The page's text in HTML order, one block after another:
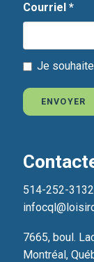
514-252-3132
7665, boul.
Montréal,
Courriel *
Je
ENVOYER